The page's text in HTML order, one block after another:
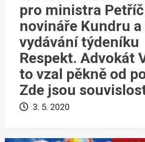
pro ministra
novináře Kundru a
vydávání týdeníku
Respekt. Advokát
to vzal pěkně od
Zde jsou
3. 5. 2020